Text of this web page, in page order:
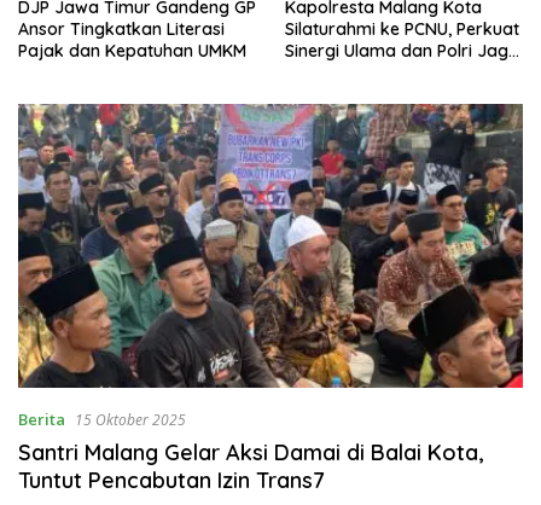
DJP Jawa Timur Gandeng GP
Ansor Tingkatkan Literasi
Pajak dan Kepatuhan UMKM
Kapolresta Malang Kota
Silaturahmi ke PCNU, Perkuat
Sinergi Ulama dan Polri Jaga
Berita 15 Oktober 2025
Santri Malang Gelar Aksi Damai di Balai Kota,
Tuntut Pencabutan Izin Trans7